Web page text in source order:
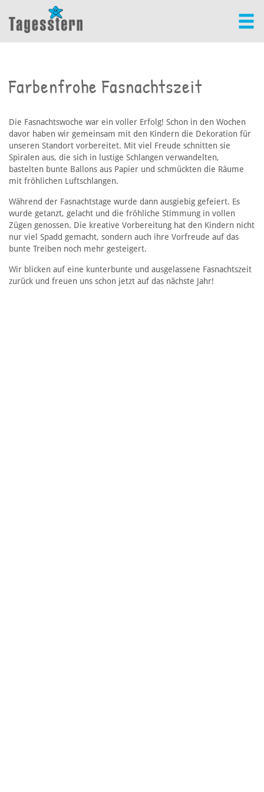
Farbenfrohe Fasnachtszeit
Die Fasnachtswoche war ein voller Erfolg! Schon in den Wochen
davor haben wir gemeinsam mit den Kindern die Dekoration für
unseren Standort vorbereitet. Mit viel Freude schnitten sie
Spiralen aus, die sich in lustige Schlangen verwandelten,
bastelten bunte Ballons aus Papier und schmückten die Räume
mit fröhlichen Luftschlangen.
Während der Fasnachtstage wurde dann ausgiebig gefeiert. Es
wurde getanzt, gelacht und die fröhliche Stimmung in vollen
Zügen genossen. Die kreative Vorbereitung hat den Kindern nicht
nur viel Spadd gemacht, sondern auch ihre Vorfreude auf das
bunte Treiben noch mehr gesteigert.
Wir blicken auf eine kunterbunte und ausgelassene Fasnachtszeit
zurück und freuen uns schon jetzt auf das nächste Jahr!